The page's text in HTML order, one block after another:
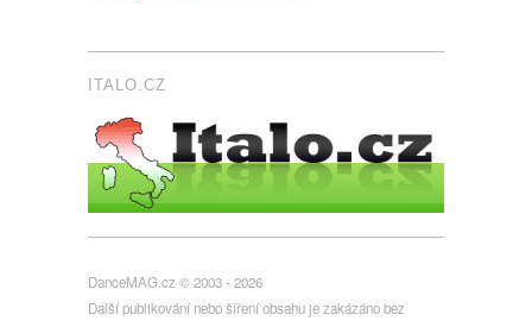
ITALO.CZ
DanceMAG.cz © 2003 - 2026
Další publikování nebo šíření obsahu je zakázáno bez